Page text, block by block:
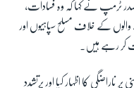
ٹرمپ نے کہا کہ وہ فسادات،
والوں کے خلاف مسلح سپاہیوں اور
کر رہے ہیں۔
کا اظہار کیا اور پرتشدد